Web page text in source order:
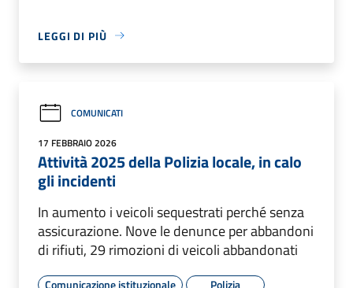
LEGGI DI PIÙ
COMUNICATI
17 FEBBRAIO 2026
Attività 2025 della Polizia locale, in calo
gli incidenti
In aumento i veicoli sequestrati perché senza
assicurazione. Nove le denunce per abbandoni
di rifiuti, 29 rimozioni di veicoli abbandonati
Comunicazione istituzionale Polizia